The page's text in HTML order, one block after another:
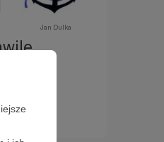
Jan Dulka